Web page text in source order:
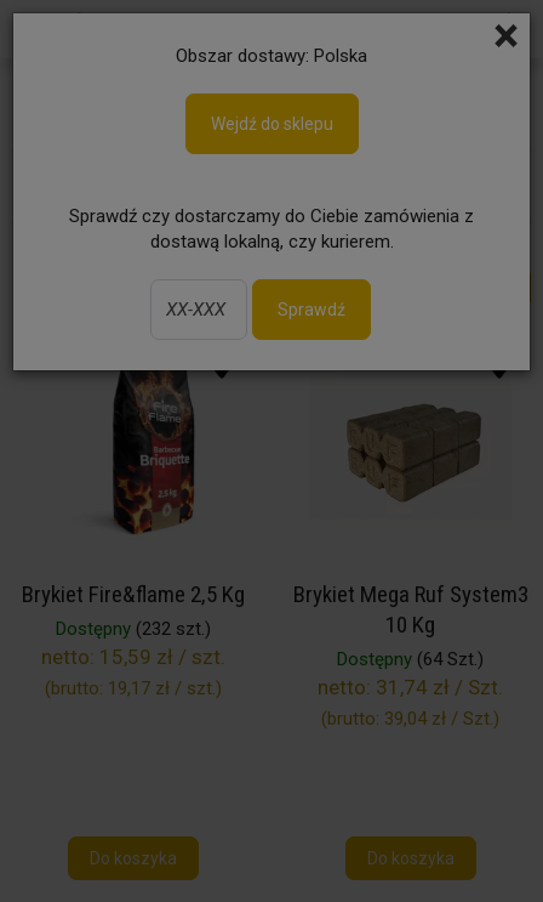
×
Obszar dostawy: Polska
Wejdź do sklepu
Sprawdź czy dostarczamy do Ciebie zamówienia z
dostawą lokalną, czy kurierem.
Sprawdź
Brykiet Fire&flame 2,5 Kg
Dostępny(232 szt.)
netto: 15,59 zł / szt.
(brutto: 19,17 zł / szt.)
Do koszyka
Brykiet Mega Ruf System3
10 Kg
Dostępny (64 Szt.)
netto: 31,74 zł / Szt.
(brutto: 39,04 zł / Szt.)
Do koszyka